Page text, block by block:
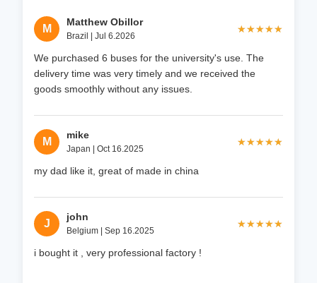
M
Matthew Obillor
Brazil | Jul 6.2026
★★★★★
★★★★★
We purchased 6 buses for the university's use. The
delivery time was very timely and we received the
goods smoothly without any issues.
M
mike
Japan | Oct 16.2025
★★★★★
★★★★★
my dad like it, great of made in china
J
john
Belgium | Sep 16.2025
★★★★★
★★★★★
i bought it , very professional factory !